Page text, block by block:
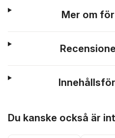
Mer om
Du kanske också är